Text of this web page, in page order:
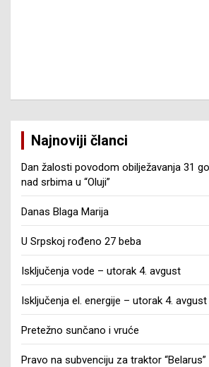
Najnoviji članci
Dan žalosti povodom obilježavanja 31
nad srbima u “Oluji”
Danas Blaga Marija
U Srpskoj rođeno 27 beba
Isključenja vode – utorak 4. avgust
Isključenja el. energije – utorak 4. avgust
Pretežno sunčano i vruće
Pravo na subvenciju za traktor